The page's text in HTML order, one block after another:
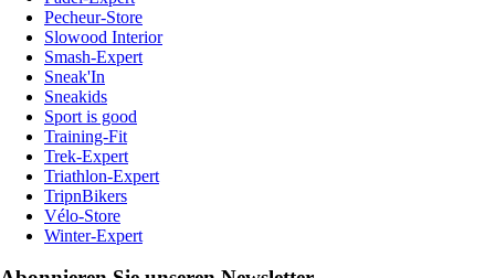
Pecheur-Store
Slowood Interior
Smash-Expert
Sneak'In
Sneakids
Sport is good
Training-Fit
Trek-Expert
Triathlon-Expert
TripnBikers
Vélo-Store
Winter-Expert